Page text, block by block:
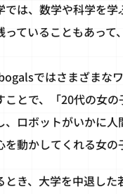
では、数学や科学を
っていることもあって
ではさまざまな
ことで、「20代の女
、ロボットがいかに人
を動かしてくれる女の
とき、大学を中退し